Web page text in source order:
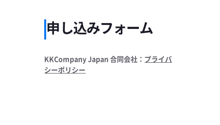
申し込みフォーム
KKCompany Japan 合同会社： プライバ
シーポリシー